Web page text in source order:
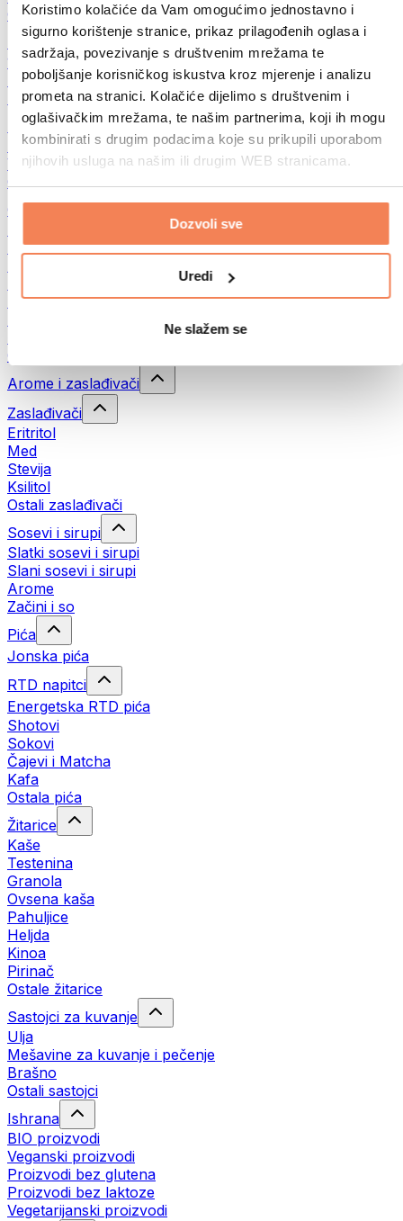
Koristimo kolačiće da Vam omogućimo jednostavno i
sigurno korištenje stranice, prikaz prilagođenih oglasa i
sadržaja, povezivanje s društvenim mrežama te
poboljšanje korisničkog iskustva kroz mjerenje i analizu
prometa na stranici. Kolačiće dijelimo s društvenim i
oglašivačkim mrežama, te našim partnerima, koji ih mogu
kombinirati s drugim podacima koje su prikupili uporabom
njihovih usluga na našim ili drugim WEB stranicama.
Dozvoli sve
Uredi
Ne slažem se
Ostala fitnes jela
Puteri od orašastih plodova
100% namazi od orašastih plodova
Slatki namazi od orašastih plodova
Proteinski namazi od orašastih plodova
Superhrana
Zelena superhrana
Vlakna
Ostala superhrana
Grickalice
Suvo meso
Proteinski čips
Ostale grickalice
Arome i zaslađivači
Zaslađivači
Eritritol
Med
Stevija
Ksilitol
Ostali zaslađivači
Sosevi i sirupi
Slatki sosevi i sirupi
Slani sosevi i sirupi
Arome
Začini i so
Pića
Jonska pića
RTD napitci
Energetska RTD pića
Shotovi
Sokovi
Čajevi i Matcha
Kafa
Ostala pića
Žitarice
Kaše
Testenina
Granola
Ovsena kaša
Pahuljice
Heljda
Kinoa
Pirinač
Ostale žitarice
Sastojci za kuvanje
Ulja
Mešavine za kuvanje i pečenje
Brašno
Ostali sastojci
Ishrana
BIO proizvodi
Veganski proizvodi
Proizvodi bez glutena
Proizvodi bez laktoze
Vegetarijanski proizvodi